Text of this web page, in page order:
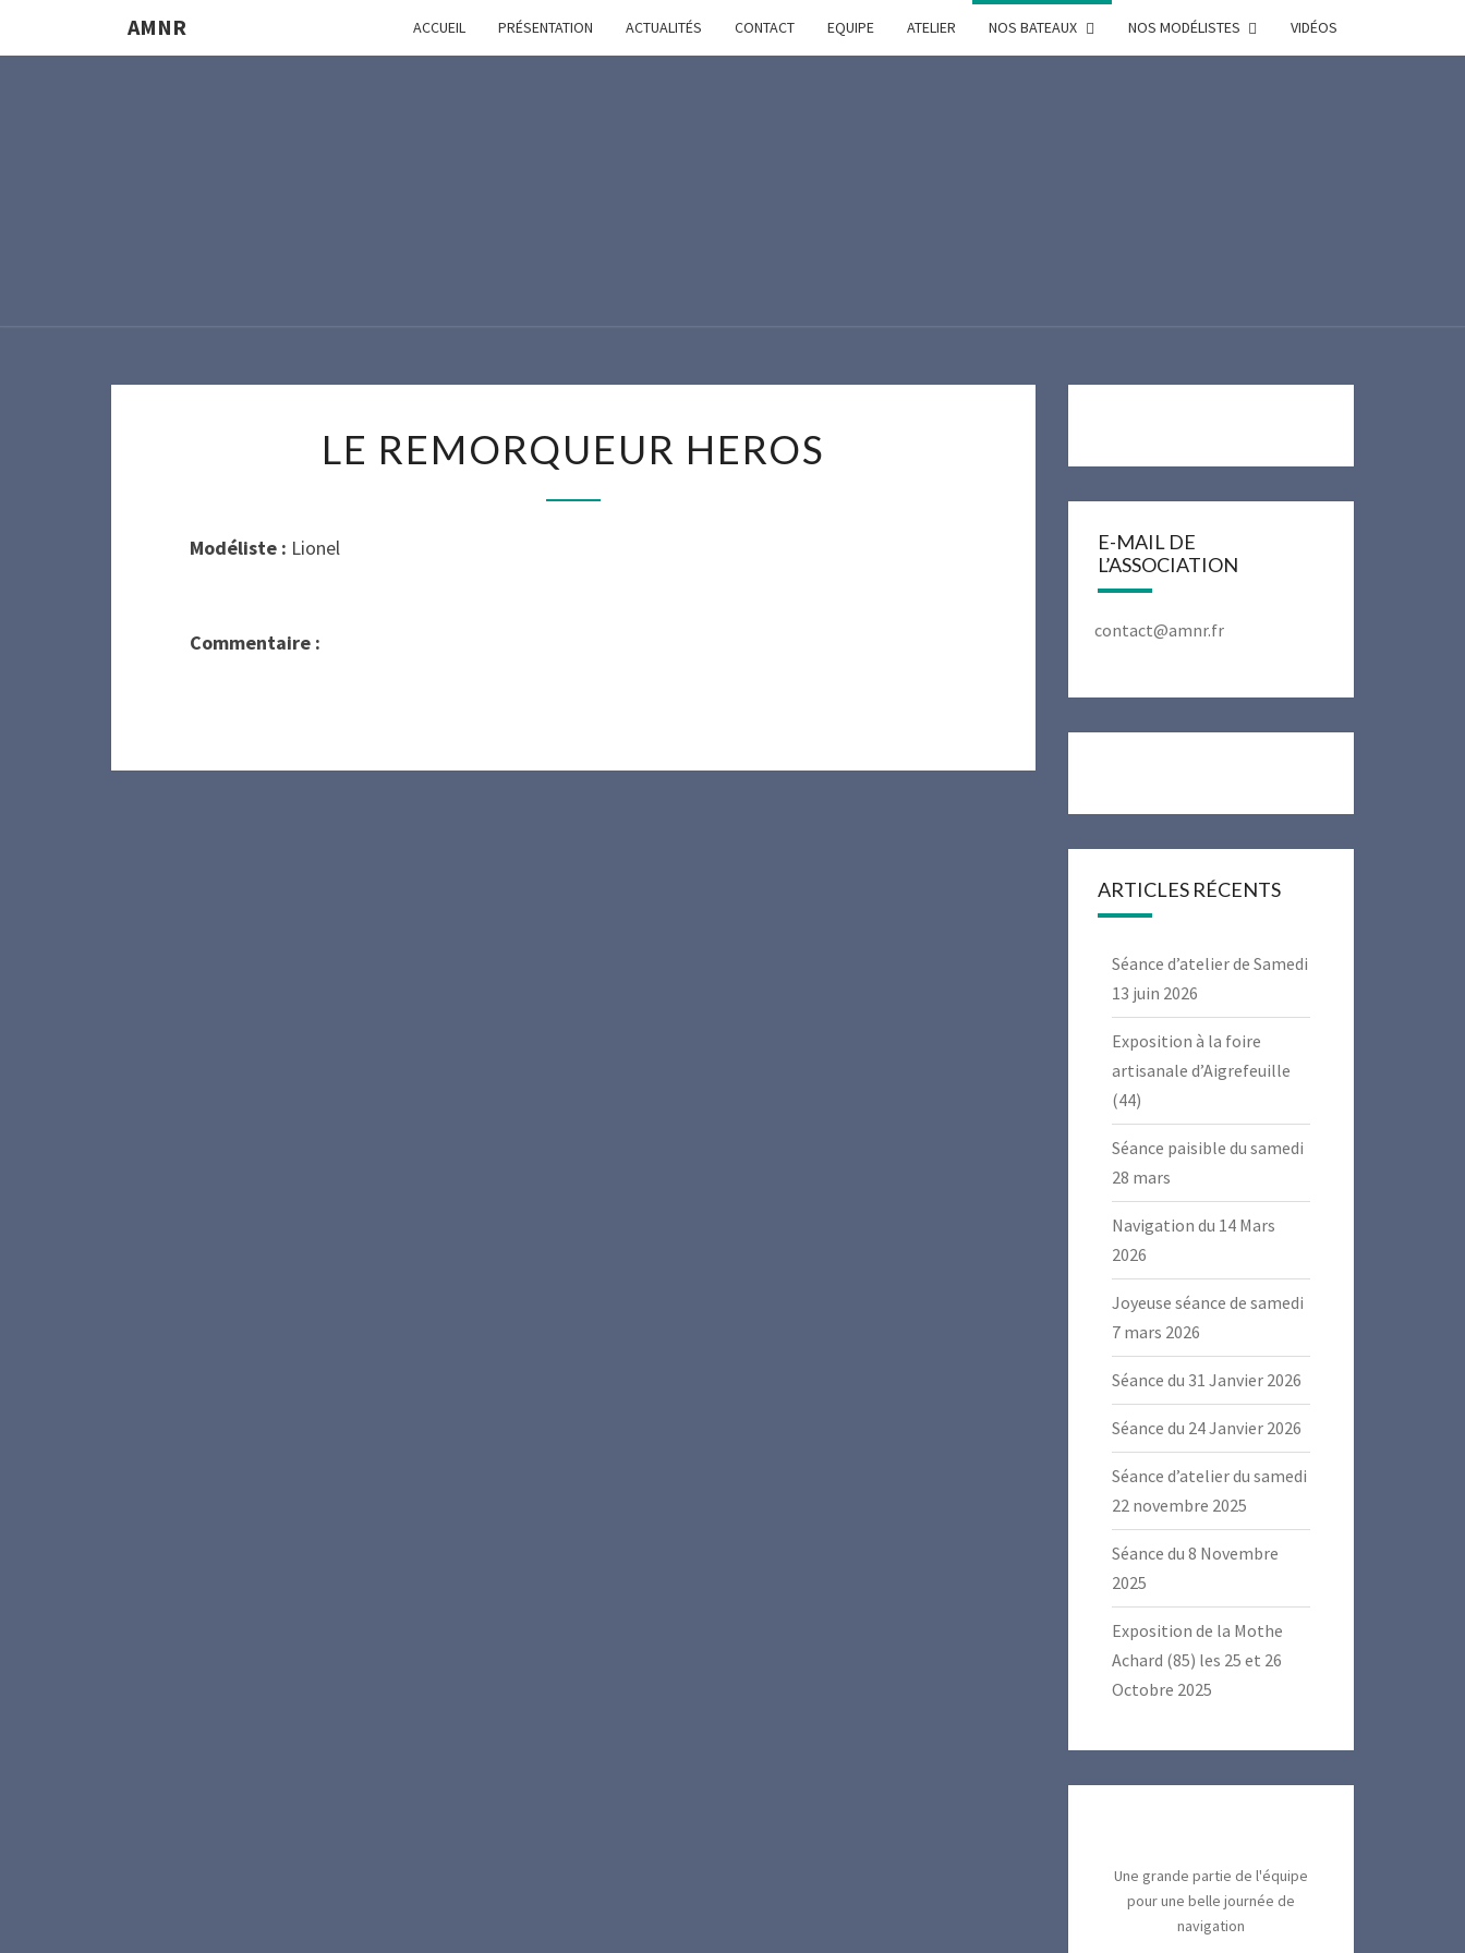
AMNR ACCUEIL PRÉSENTATION ACTUALITÉS CONTACT EQUIPE ATELIER NOS BATEAUX NOS MODÉLISTES VIDÉOS
REMORQUEUR
LE REMORQUEUR HEROS
Modéliste : Lionel
Commentaire :
E-MAIL DE
L’ASSOCIATION
contact@amnr.fr
ARTICLES RÉCENTS
Séance d’atelier de Samedi
13 juin 2026
Exposition à la foire
artisanale d’Aigrefeuille
(44)
Séance paisible du samedi
28 mars
Navigation du 14 Mars
2026
Joyeuse séance de samedi
7 mars 2026
Séance du 31 Janvier 2026
Séance du 24 Janvier 2026
Séance d’atelier du samedi
22 novembre 2025
Séance du 8 Novembre
2025
Exposition de la Mothe
Achard (85) les 25 et 26
Octobre 2025
Une grande partie de l'équipe
pour une belle journée de
navigation